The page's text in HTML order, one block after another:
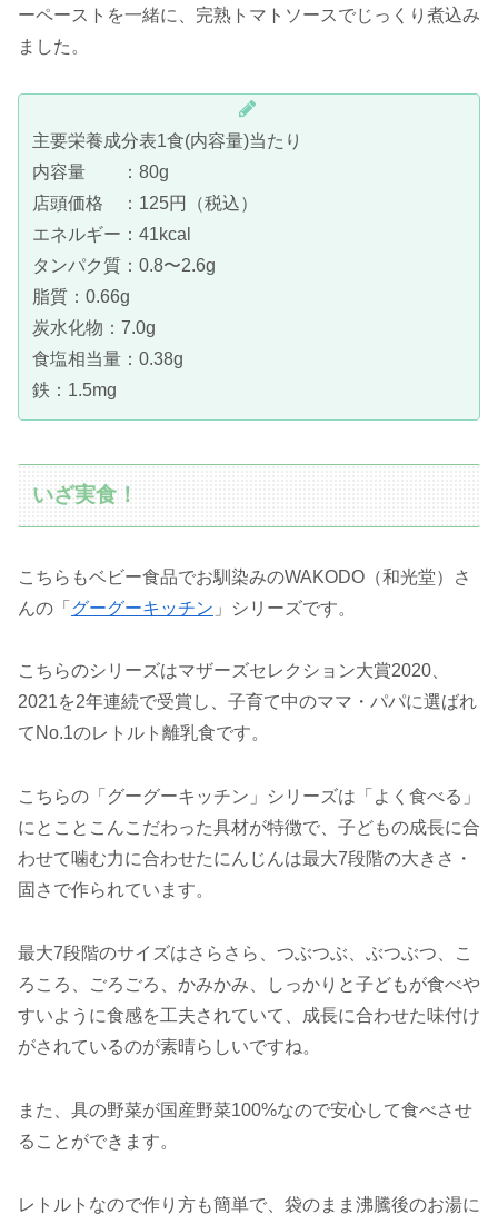
ーペーストを一緒に、完熟トマトソースでじっくり煮込み
ました。
主要栄養成分表1食(内容量)当たり
内容量 ：80g
店頭価格 ：125円（税込）
エネルギー：41kcal
タンパク質：0.8〜2.6g
脂質：0.66g
炭水化物：7.0g
食塩相当量：0.38g
鉄：1.5mg
いざ実食！
こちらもベビー食品でお馴染みのWAKODO（和光堂）さ
んの「 グーグーキッチン 」シリーズです。
こちらのシリーズはマザーズセレクション大賞2020、
2021を2年連続で受賞し、子育て中のママ・パパに選ばれ
てNo.1のレトルト離乳食です。
こちらの「グーグーキッチン」シリーズは「よく食べる」
にとことこんこだわった具材が特徴で、子どもの成長に合
わせて噛む力に合わせたにんじんは最大7段階の大きさ・
固さで作られています。
最大7段階のサイズはさらさら、つぶつぶ、ぶつぶつ、こ
ろころ、ごろごろ、かみかみ、しっかりと子どもが食べや
すいように食感を工夫されていて、成長に合わせた味付け
がされているのが素晴らしいですね。
また、具の野菜が国産野菜100%なので安心して食べさせ
ることができます。
レトルトなので作り方も簡単で、袋のまま沸騰後のお湯に